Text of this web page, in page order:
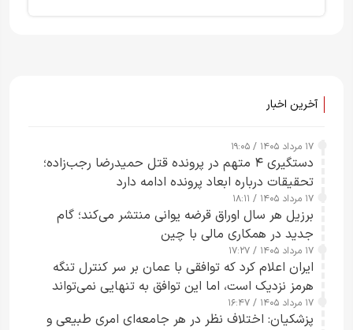
آخرین اخبار
۱۷ مرداد ۱۴۰۵ / ۱۹:۰۵
دستگیری ۴ متهم در پرونده قتل حمیدرضا رجب‌زاده؛
تحقیقات درباره ابعاد پرونده ادامه دارد
۱۷ مرداد ۱۴۰۵ / ۱۸:۱۱
برزیل هر سال اوراق قرضه یوانی منتشر می‌کند؛ گام
جدید در همکاری مالی با چین
۱۷ مرداد ۱۴۰۵ / ۱۷:۲۷
ایران اعلام کرد که توافقی با عمان بر سر کنترل تنگه
هرمز نزدیک است، اما این توافق به تنهایی نمی‌تواند
آبراه را آزاد کند
۱۷ مرداد ۱۴۰۵ / ۱۶:۴۷
پزشکیان: اختلاف نظر در هر جامعه‌ای امری طبیعی و